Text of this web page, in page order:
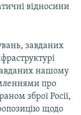
відносини
завданих
нашому
про
зброї Росії,
щодо